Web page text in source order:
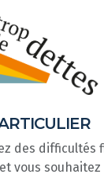
hors
PUBLICATIONS
des difficultés
vous